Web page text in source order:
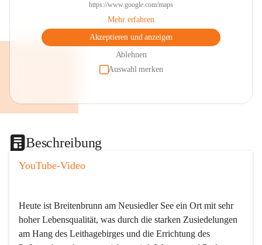
https://www.google.com/maps
Mehr erfahren
Akzeptieren und anzeigen
Ablehnen
Auswahl merken
Beschreibung
YouTube-Video
Heute ist Breitenbrunn am Neusiedler See ein Ort mit sehr
hoher Lebensqualität, was durch die starken Zusiedelungen
am Hang des Leithagebirges und die Errichtung des